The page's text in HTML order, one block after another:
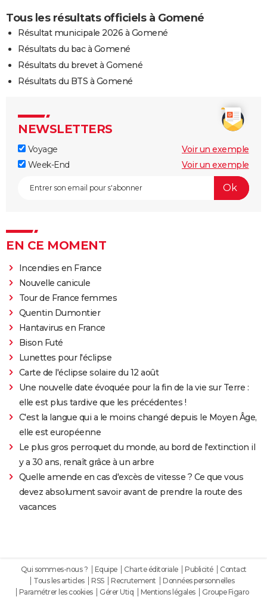
Tous les résultats officiels à Gomené
Résultat municipale 2026 à Gomené
Résultats du bac à Gomené
Résultats du brevet à Gomené
Résultats du BTS à Gomené
NEWSLETTERS
Voyage
Voir un exemple
Week-End
Voir un exemple
EN CE MOMENT
Incendies en France
Nouvelle canicule
Tour de France femmes
Quentin Dumontier
Hantavirus en France
Bison Futé
Lunettes pour l'éclipse
Carte de l'éclipse solaire du 12 août
Une nouvelle date évoquée pour la fin de la vie sur Terre :
elle est plus tardive que les précédentes !
C'est la langue qui a le moins changé depuis le Moyen Âge,
elle est européenne
Le plus gros perroquet du monde, au bord de l'extinction il
y a 30 ans, renaît grâce à un arbre
Quelle amende en cas d'excès de vitesse ? Ce que vous
devez absolument savoir avant de prendre la route des
vacances
Qui sommes-nous ? Equipe Charte éditoriale Publicité
Contact
Tous les articles
RSS Recrutement
Données personnelles
Paramétrer les cookies
Gérer Utiq Mentions légales Groupe Figaro